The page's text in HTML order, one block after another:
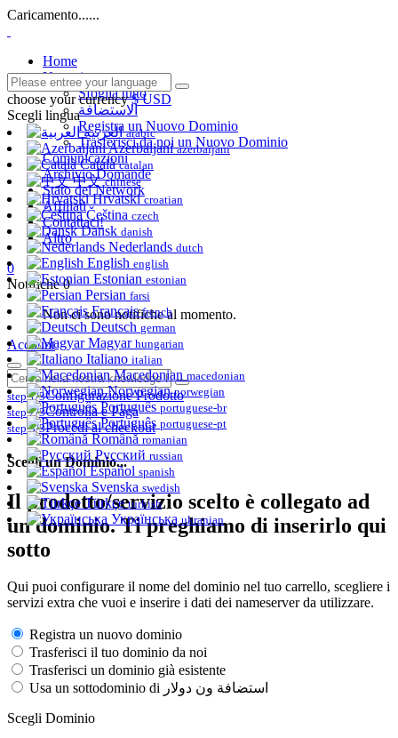
Caricamento......
Home
Negozio
Sfoglia tutto
الاستضافة
Registra un Nuovo Dominio
Trasferisci da noi un Nuovo Dominio
Comunicazioni
Archivio Domande
Stato del Network
Affiliati
Contattaci!
Altro
0
Notifiche0
Non ci sono notifiche al momento.
Account
step 1/3Configurazione Prodotto
step 2/3Controlla e Paga
step 3/3Procedi al checkout
Scegli un Dominio...
Il prodotto/servizio scelto è collegato ad
un dominio. Ti preghiamo di inserirlo qui
sotto
Qui puoi configurare il nome del dominio nel tuo carrello, scegliere i
servizi extra che vuoi e inserire i dati dei nameserver da utilizzare.
Registra un nuovo dominio
Trasferisci il tuo dominio da noi
Trasferisci un dominio già esistente
Usa un sottodominio di استضافة ون دولار
Scegli Dominio
choose your currency $ USD
Scegli lingua
العربيةarabic
Azerbaijaniazerbaijani
Catalàcatalan
中文chinese
Hrvatskicroatian
Čeština czech
Dansk danish
Nederlands dutch
English english
Estonian estonian
Persian farsi
Françaisfrench
Deutsch german
Magyar hungarian
Italiano italian
Macedonian macedonian
Norwegiannorwegian
Portuguêsportuguese-br
Português portuguese-pt
Românăromanian
Русский russian
Español spanish
Svenska swedish
Türkçeturkish
Українська ukranian